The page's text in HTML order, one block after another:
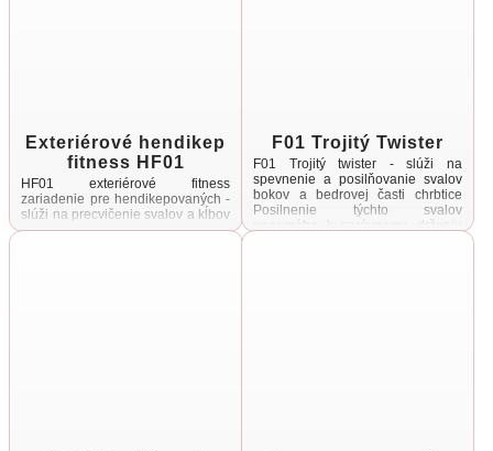
Exteriérové hendikep
fitness HF01
HF01 exteriérové fitness
zariadenie pre hendikepovaných -
slúži na precvičenie svalov a kĺbov
horných končatín od ramien, cez
F01 Trojitý Twister
F01 Trojitý twister - slúži na
spevnenie a posilňovanie svalov
bokov a bedrovej časti chrbtice
Posilnenie týchto svalov
napomáha k správnemu držaniu